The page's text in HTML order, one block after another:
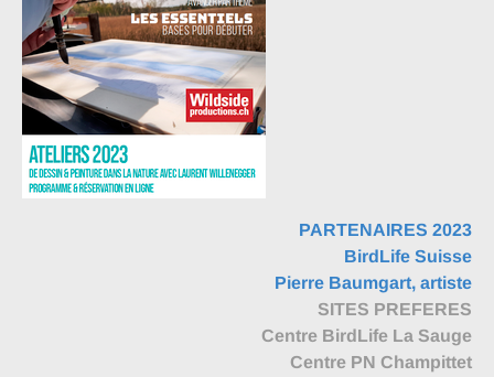
PARTENAIRES 2023
BirdLife Suisse
Pierre Baumgart, artiste
SITES PREFERES
Centre BirdLife La Sauge
Centre PN Champittet